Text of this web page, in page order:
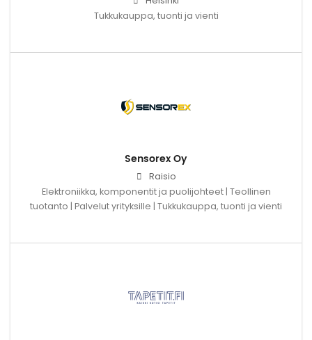
Tukkukauppa, tuonti ja vienti
Sensorex Oy
Raisio
Elektroniikka, komponentit ja puolijohteet | Teollinen
tuotanto | Palvelut yrityksille | Tukkukauppa, tuonti ja vienti